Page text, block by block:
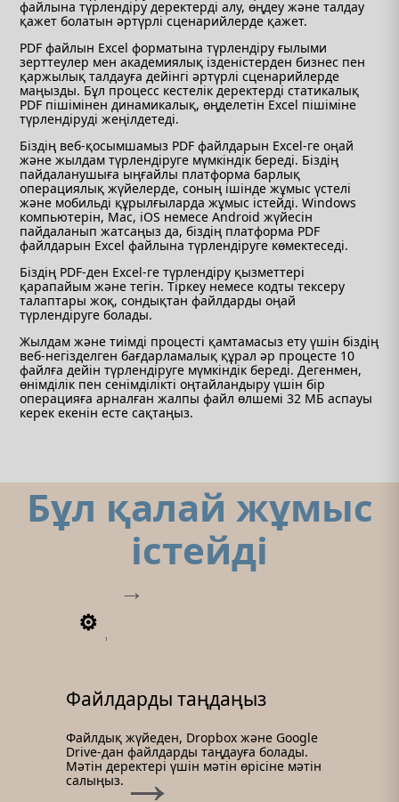
файлына түрлендіру деректерді алу, өңдеу және талдау
қажет болатын әртүрлі сценарийлерде қажет.
PDF файлын Excel форматына түрлендіру ғылыми
зерттеулер мен академиялық ізденістерден бизнес пен
қаржылық талдауға дейінгі әртүрлі сценарийлерде
маңызды. Бұл процесс кестелік деректерді статикалық
PDF пішімінен динамикалық, өңделетін Excel пішіміне
түрлендіруді жеңілдетеді.
Біздің веб-қосымшамыз PDF файлдарын Excel-ге оңай
және жылдам түрлендіруге мүмкіндік береді. Біздің
пайдаланушыға ыңғайлы платформа барлық
операциялық жүйелерде, соның ішінде жұмыс үстелі
және мобильді құрылғыларда жұмыс істейді. Windows
компьютерін, Mac, iOS немесе Android жүйесін
пайдаланып жатсаңыз да, біздің платформа PDF
файлдарын Excel файлына түрлендіруге көмектеседі.
Біздің PDF-ден Excel-ге түрлендіру қызметтері
қарапайым және тегін. Тіркеу немесе кодты тексеру
талаптары жоқ, сондықтан файлдарды оңай
түрлендіруге болады.
Жылдам және тиімді процесті қамтамасыз ету үшін біздің
веб-негізделген бағдарламалық құрал әр процесте 10
файлға дейін түрлендіруге мүмкіндік береді. Дегенмен,
өнімділік пен сенімділікті оңтайландыру үшін бір
операцияға арналған жалпы файл өлшемі 32 МБ аспауы
керек екенін есте сақтаңыз.
Бұл қалай жұмыс
істейді
1
Файлдарды таңдаңыз
Файлдық жүйеден, Dropbox және Google
Drive-дан файлдарды таңдауға болады.
Мәтін деректері үшін мәтін өрісіне мәтін
салыңыз.